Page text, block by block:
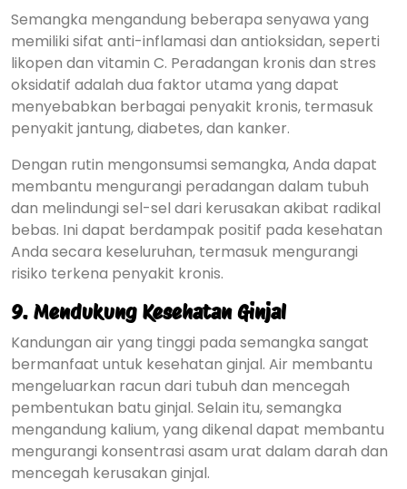
Semangka mengandung beberapa senyawa yang
memiliki sifat anti-inflamasi dan antioksidan, seperti
likopen dan vitamin C. Peradangan kronis dan stres
oksidatif adalah dua faktor utama yang dapat
menyebabkan berbagai penyakit kronis, termasuk
penyakit jantung, diabetes, dan kanker.
Dengan rutin mengonsumsi semangka, Anda dapat
membantu mengurangi peradangan dalam tubuh
dan melindungi sel-sel dari kerusakan akibat radikal
bebas. Ini dapat berdampak positif pada kesehatan
Anda secara keseluruhan, termasuk mengurangi
risiko terkena penyakit kronis.
9. Mendukung Kesehatan Ginjal
Kandungan air yang tinggi pada semangka sangat
bermanfaat untuk kesehatan ginjal. Air membantu
mengeluarkan racun dari tubuh dan mencegah
pembentukan batu ginjal. Selain itu, semangka
mengandung kalium, yang dikenal dapat membantu
mengurangi konsentrasi asam urat dalam darah dan
mencegah kerusakan ginjal.